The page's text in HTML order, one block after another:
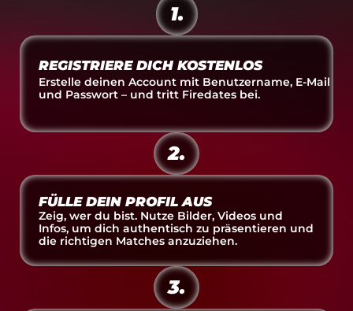
AB AUF'S LOCAL DATE IN MINUTEN
1.
REGISTRIERE DICH KOSTENLOS
Erstelle deinen Account mit Benutzername, E-Mail
und Passwort – und tritt Firedates bei.
2.
FÜLLE DEIN PROFIL AUS
Zeig, wer du bist. Nutze Bilder, Videos und
Infos, um dich authentisch zu präsentieren und
die richtigen Matches anzuziehen.
3.